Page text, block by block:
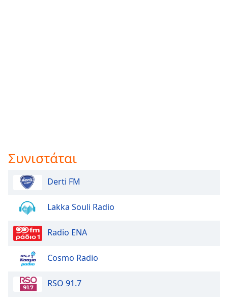
Συνιστάται
Derti FM
Lakka Souli Radio
Radio ENA
Cosmo Radio
RSO 91.7